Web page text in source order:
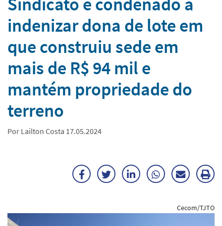
indenizar dona de lote em
que construiu sede em
mais de R$ 94 mil e
mantém propriedade do
terreno
Por Lailton Costa 17.05.2024
FacebookTwitterLinkedInWhatsApp
Enviar
E-
Cecom/TJTO